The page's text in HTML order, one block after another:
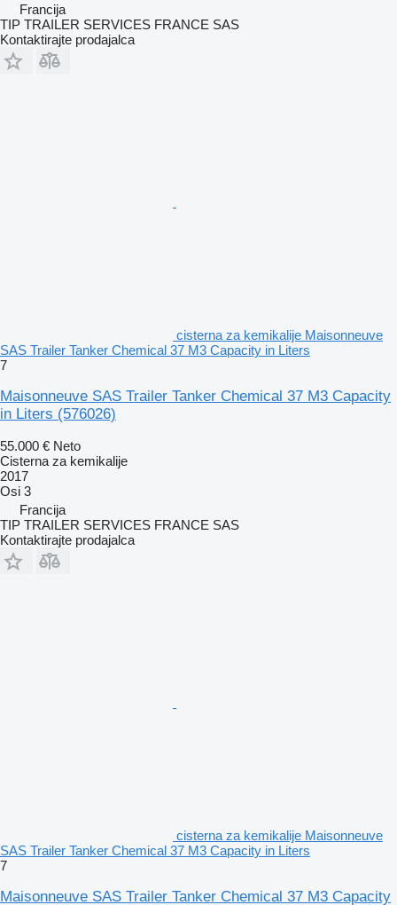
Francija
TIP TRAILER SERVICES FRANCE SAS
Kontaktirajte prodajalca
cisterna za kemikalije Maisonneuve
SAS Trailer Tanker Chemical 37 M3 Capacity in Liters
7
Maisonneuve SAS Trailer Tanker Chemical 37 M3 Capacity
in Liters (576026)
55.000 € Neto
Cisterna za kemikalije
2017
Osi 3
Francija
TIP TRAILER SERVICES FRANCE SAS
Kontaktirajte prodajalca
cisterna za kemikalije Maisonneuve
SAS Trailer Tanker Chemical 37 M3 Capacity in Liters
7
Maisonneuve SAS Trailer Tanker Chemical 37 M3 Capacity